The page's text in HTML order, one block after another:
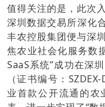
值得关注的是，此次
深圳数据交易所深化
丰农控股集团便与深
焦农业社会化服务数
SaaS系统”成功在深
（证书编号：
业首款公开流通的农